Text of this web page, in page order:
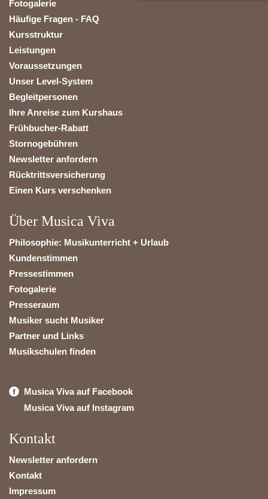
Fotogalerie
Häufige Fragen - FAQ
Kursstruktur
Leistungen
Voraussetzungen
Unser Level-System
Begleitpersonen
Ihre Anreise zum Kurshaus
Frühbucher-Rabatt
Stornogebühren
Newsletter anfordern
Rücktrittsversicherung
Einen Kurs verschenken
Über Musica Viva
Philosophie: Musikunterricht + Urlaub
Kundenstimmen
Pressestimmen
Fotogalerie
Presseraum
Musiker sucht Musiker
Partner und Links
Musikschulen finden
Musica Viva auf Facebook
Musica Viva auf Instagram
Kontakt
Newsletter anfordern
Kontakt
Impressum